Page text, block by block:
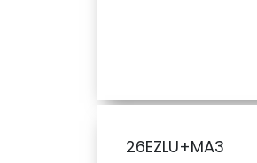
26EZLU+MA3